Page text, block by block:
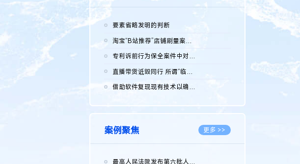
要素省略发明的判断
淘宝“B站推荐”店铺刷量案维持原判，两被告连带赔偿150万元
专利诉前行为保全案件中对仿制药申请人曾作出三类声明的考量及违...
直播带货诋毁同行 所谓“临场发挥”不免责
借助软件复现现有技术以确认相关参数特征是否被公开
案例聚焦 更多 >>
最高人民法院发布第六批人民法院种业知识产权司法保护典型案例 含...